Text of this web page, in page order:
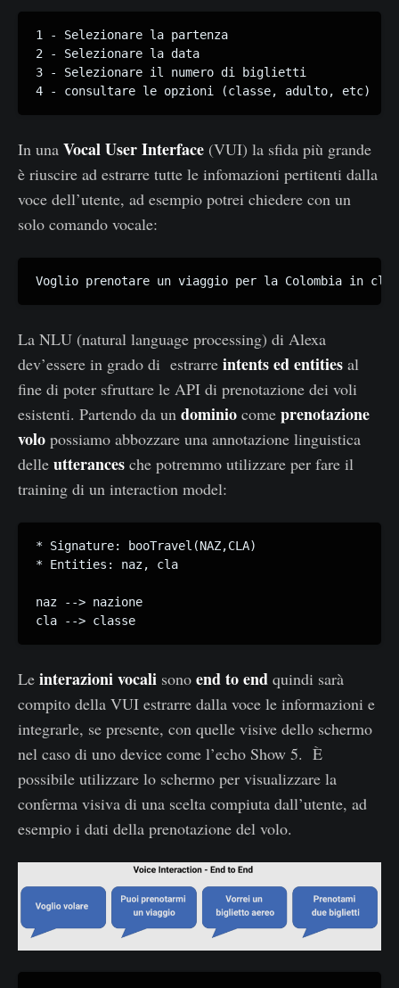
1 - Selezionare la partenza
2 - Selezionare la data
3 - Selezionare il numero di biglietti
4 - consultare le opzioni (classe, adulto, etc)
In una Vocal User Interface (VUI) la sfida più grande
è riuscire ad estrarre tutte le infomazioni pertitenti dalla
voce dell’utente, ad esempio potrei chiedere con un
solo comando vocale:
Voglio prenotare un viaggio per la Colombia in
La NLU (natural language processing) di Alexa
dev’essere in grado di estrarre intents ed entities al
fine di poter sfruttare le API di prenotazione dei voli
esistenti. Partendo da un dominio come prenotazione
volo possiamo abbozzare una annotazione linguistica
delle utterances che potremmo utilizzare per fare il
training di un interaction model:
* Signature: booTravel(NAZ,CLA)
* Entities: naz, cla
naz --> nazione
cla --> classe
Le interazioni vocali sono end to end quindi sarà
compito della VUI estrarre dalla voce le informazioni e
integrarle, se presente, con quelle visive dello schermo
nel caso di uno device come l’echo Show 5. È
possibile utilizzare lo schermo per visualizzare la
conferma visiva di una scelta compiuta dall’utente, ad
esempio i dati della prenotazione del volo.